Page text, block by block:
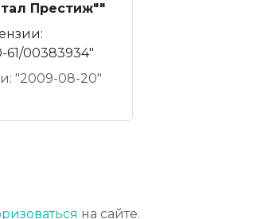
Престиж""
61/00383934"
"2009-08-20"
на сайте.